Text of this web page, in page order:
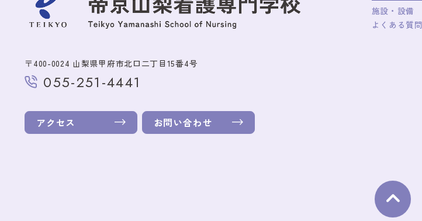
〒400-0024 山梨県甲府市北口二丁目15番4号
055-251-4441
アクセス お問い合わせ
施設・設備
よくある質問